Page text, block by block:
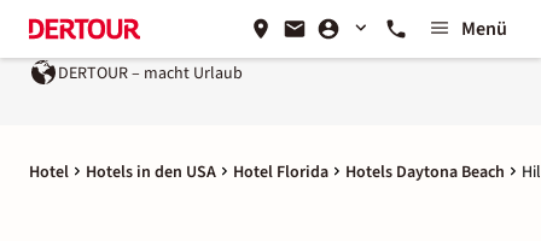
Menü
DERTOUR – macht Urlaub
Hotel Hotels in den USA Hotel Florida Hotels Daytona Beach